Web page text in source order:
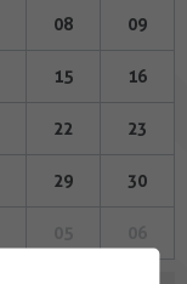
08 09
15 16
22 23
29 30